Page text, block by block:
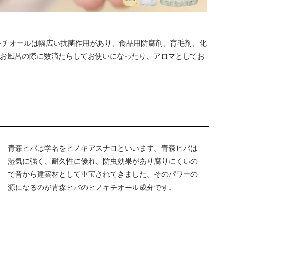
オールは幅広い抗菌作用があり、食品用防腐剤、育毛剤、化
風呂の際に数滴たらしてお使いになったり、アロマとしてお
青森ヒバは学名をヒノキアスナロといいます。青森ヒバは
湿気に強く、耐久性に優れ、防虫効果があり腐りにくいの
で昔から建築材として重宝されてきました。そのパワーの
源になるのが青森ヒバのヒノキチオール成分です。